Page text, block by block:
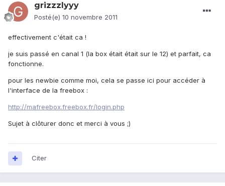
grizzzlyyy
Posté(e) 10 novembre 2011
effectivement c'était ca !
je suis passé en canal 1 (la box était était sur le 12) et parfait, ca
fonctionne.
pour les newbie comme moi, cela se passe ici pour accéder à
l'interface de la freebox :
http://mafreebox.freebox.fr/login.php
Sujet à clôturer donc et merci à vous ;)
Citer